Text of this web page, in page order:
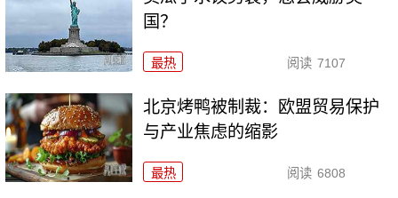
国？
最热 阅读 7107
北京烤鸭被制裁：欧盟贸易保护
与产业焦虑的缩影
最热 阅读 6808